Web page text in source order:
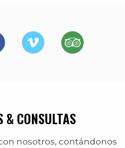
& CONSULTAS
nosotros, contándonos